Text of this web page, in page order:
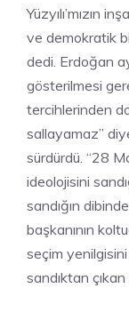
Yüzyılı’mızın
ve demokratik
dedi. Erdoğan
gösterilmesi
tercihlerinden
sallayamaz”
sürdürdü. “28
ideolojisini
sandığın
başkanının
seçim
sandıktan